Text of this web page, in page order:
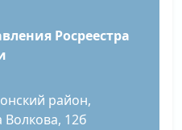
Росреестра
район,
12б